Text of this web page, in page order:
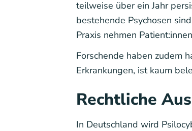
teilweise über ein Jahr
bestehende Psychosen
Praxis nehmen
Forschende haben zudem
Erkrankungen, ist kaum
Rechtliche
In Deutschland wird